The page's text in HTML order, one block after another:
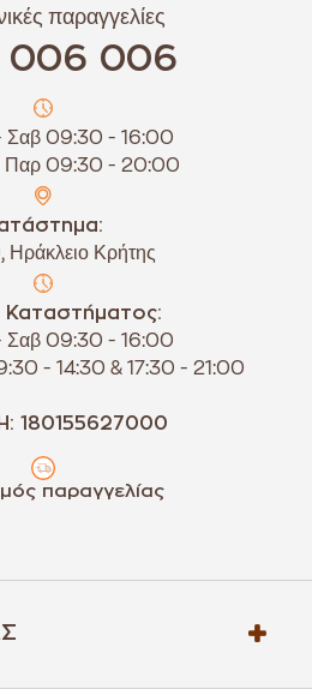
παραγγελίες
006 006
Σαβ 09:30 - 16:00
Παρ 09:30 - 20:00
Ηράκλειο Κρήτης
Καταστήματος:
Σαβ 09:30 - 16:00
- 14:30 & 17:30 - 21:00
180155627000
παραγγελίας